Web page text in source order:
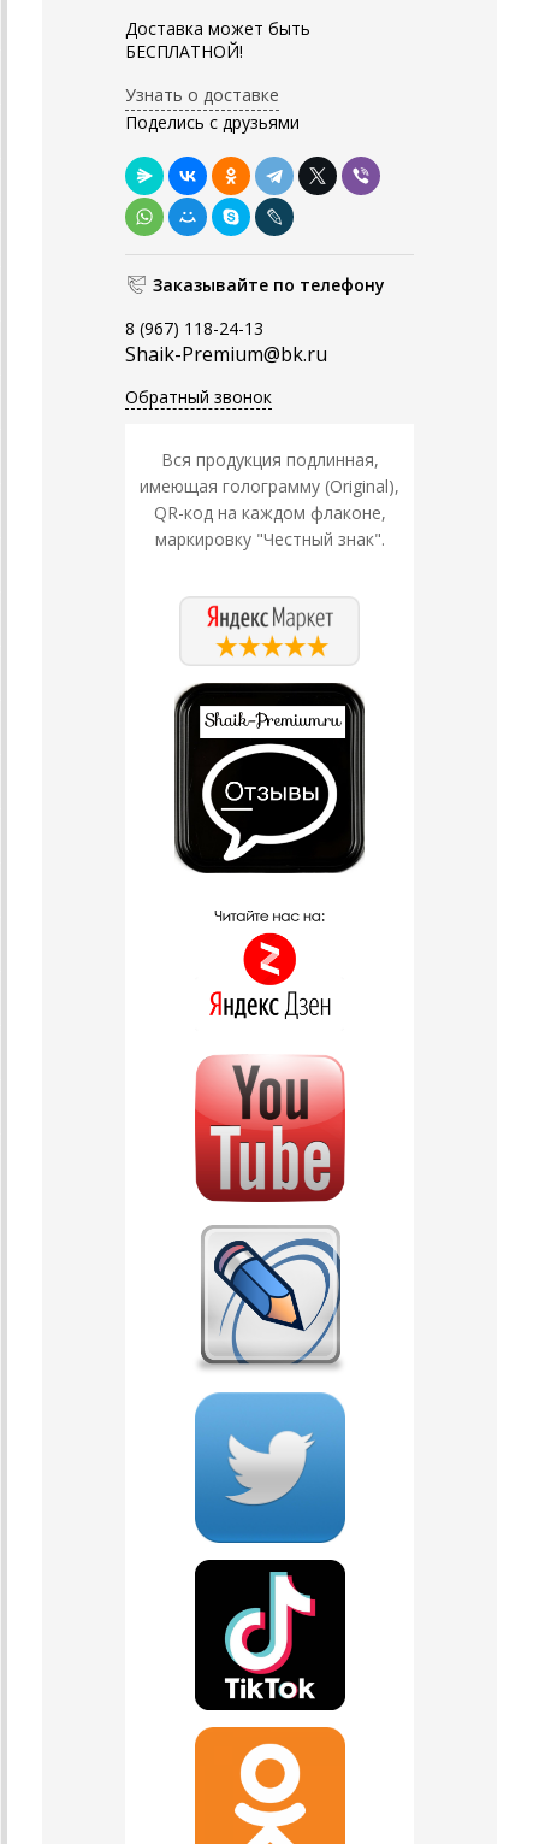
Доставка может быть
БЕСПЛАТНОЙ!
Узнать о доставке
Поделись с друзьями
Заказывайте по телефону
8 (967) 118-24-13
Shaik-Premium@bk.ru
Обратный звонок
Вся продукция подлинная,
имеющая голограмму (Original),
QR-код на каждом флаконе,
маркировку "Честный знак".